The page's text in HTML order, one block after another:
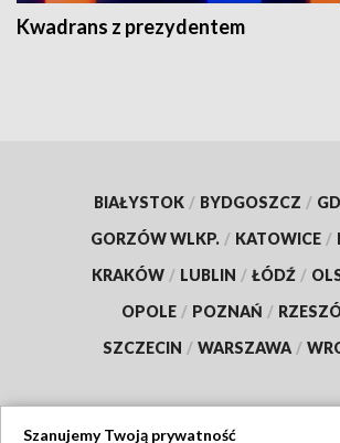
Kwadrans z prezydentem
BIAŁYSTOK / BYDGOSZCZ /
GORZÓW WLKP. / KATOWICE /
KRAKÓW / LUBLIN / ŁÓDŹ /
OPOLE / POZNAŃ /
SZCZECIN / WARSZAWA /
Szanujemy Twoją prywatność